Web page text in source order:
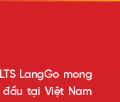
LangGo mong
tại Việt Nam